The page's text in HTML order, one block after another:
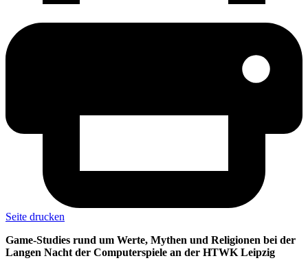
Seite drucken
Game-Studies rund um Werte, Mythen und Religionen bei der
Langen Nacht der Computerspiele an der HTWK Leipzig